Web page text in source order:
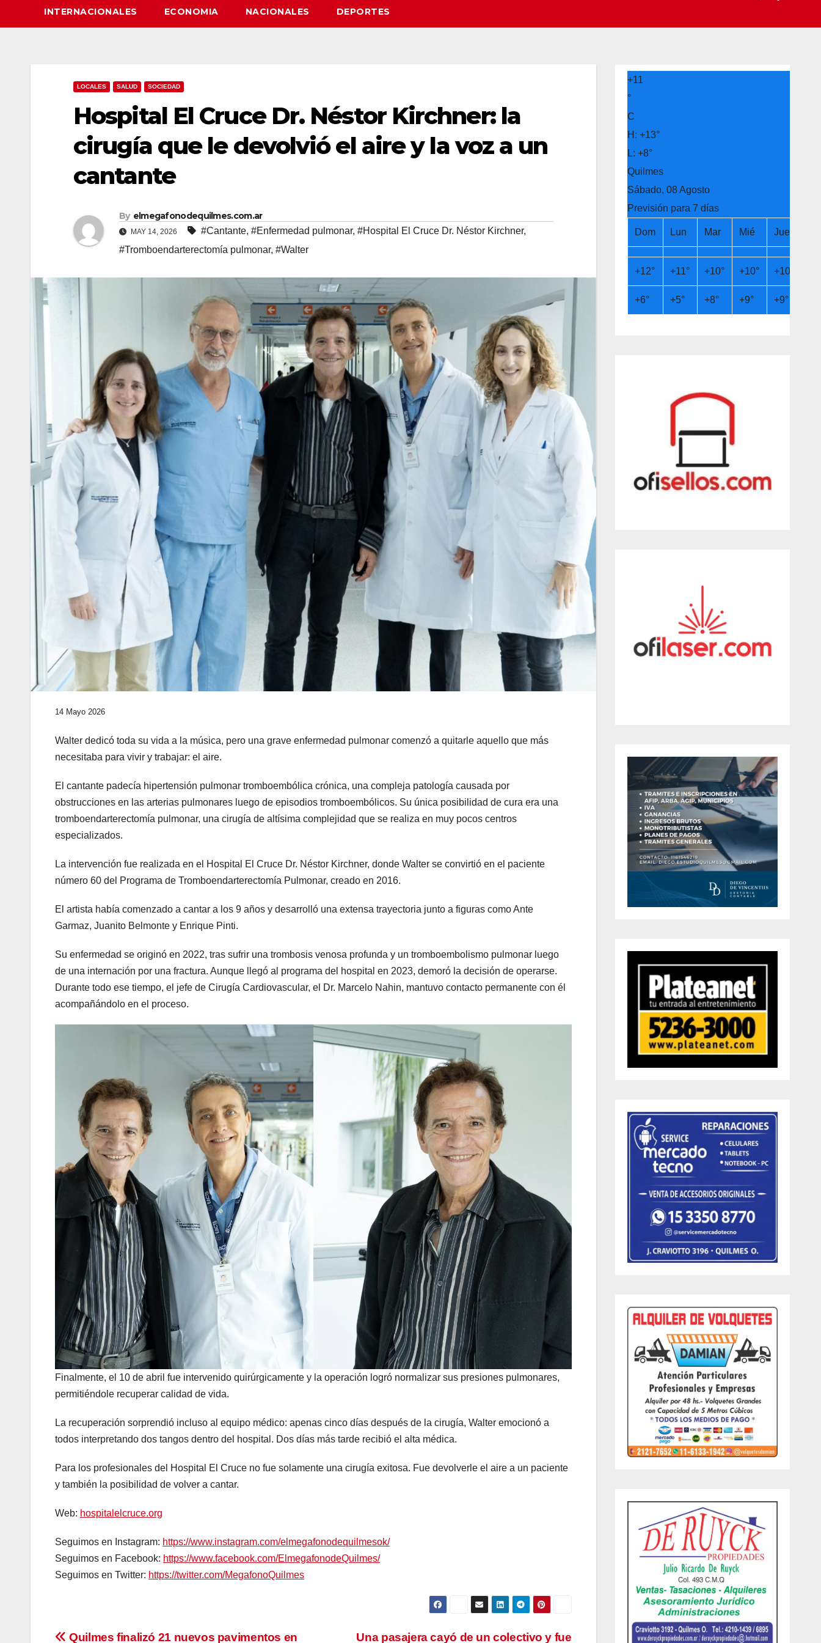
INTERNACIONALES ECONOMIA NACIONALES DEPORTES
LOCALES SALUD SOCIEDAD
Hospital El Cruce Dr. Néstor Kirchner: la
cirugía que le devolvió el aire y la voz a un
cantante
By elmegafonodequilmes.com.ar
MAY 14, 2026 #Cantante, #Enfermedad pulmonar, #Hospital El Cruce Dr. Néstor Kirchner,
#Tromboendarterectomía pulmonar, #Walter
14 Mayo 2026
Walter dedicó toda su vida a la música, pero una grave enfermedad pulmonar comenzó a quitarle aquello que más
necesitaba para vivir y trabajar: el aire.
El cantante padecía hipertensión pulmonar tromboembólica crónica, una compleja patología causada por
obstrucciones en las arterias pulmonares luego de episodios tromboembólicos. Su única posibilidad de cura era una
tromboendarterectomía pulmonar, una cirugía de altísima complejidad que se realiza en muy pocos centros
especializados.
La intervención fue realizada en el Hospital El Cruce Dr. Néstor Kirchner, donde Walter se convirtió en el paciente
número 60 del Programa de Tromboendarterectomía Pulmonar, creado en 2016.
El artista había comenzado a cantar a los 9 años y desarrolló una extensa trayectoria junto a figuras como Ante
Garmaz, Juanito Belmonte y Enrique Pinti.
Su enfermedad se originó en 2022, tras sufrir una trombosis venosa profunda y un tromboembolismo pulmonar luego
de una internación por una fractura. Aunque llegó al programa del hospital en 2023, demoró la decisión de operarse.
Durante todo ese tiempo, el jefe de Cirugía Cardiovascular, el Dr. Marcelo Nahin, mantuvo contacto permanente con él
acompañándolo en el proceso.
Finalmente, el 10 de abril fue intervenido quirúrgicamente y la operación logró normalizar sus presiones pulmonares,
permitiéndole recuperar calidad de vida.
La recuperación sorprendió incluso al equipo médico: apenas cinco días después de la cirugía, Walter emocionó a
todos interpretando dos tangos dentro del hospital. Dos días más tarde recibió el alta médica.
Para los profesionales del Hospital El Cruce no fue solamente una cirugía exitosa. Fue devolverle el aire a un paciente
y también la posibilidad de volver a cantar.
Web: hospitalelcruce.org
Seguimos en Instagram: https://www.instagram.com/elmegafonodequilmesok/
Seguimos en Facebook: https://www.facebook.com/ElmegafonodeQuilmes/
Seguimos en Twitter: https://twitter.com/MegafonoQuilmes
Una pasajera cayó de un colectivo y fue
Quilmes finalizó 21 nuevos pavimentos en
+11
°
C
H: +13°
L: +8°
Quilmes
Sábado, 08 Agosto
Previsión para 7 días
Dom Lun Mar Mié Jue
+12° +11° +10° +10° +10°
+6° +5° +8° +9° +9°